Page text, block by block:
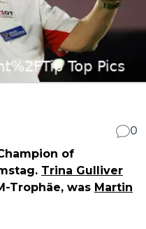
0
of
Trina Gulliver
Trophäe, was Martin